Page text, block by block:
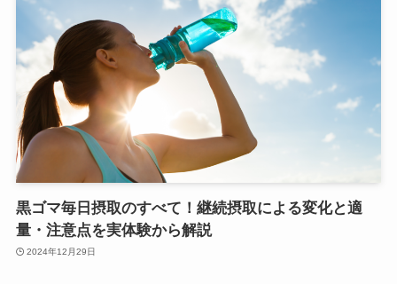
黒ゴマ毎日摂取のすべて！継続摂取による変化と適
量・注意点を実体験から解説
2024年12月29日